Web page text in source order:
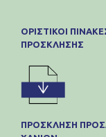
ΟΡΙΣΤΙΚΟΙ
ΠΡΟΣΚΛΗΣΗΣ
ΠΡΟΣΚΛΗΣΗ